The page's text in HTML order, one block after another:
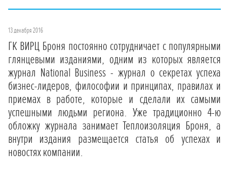
13 декабря 2016
ГК ВИРЦ Броня постоянно сотрудничает с популярными
глянцевыми изданиями, одним из которых является
журнал National Business - журнал о секретах успеха
бизнес-лидеров, философии и принципах, правилах и
приемах в работе, которые и сделали их самыми
успешными людьми региона. Уже традиционно 4-ю
обложку журнала занимает Теплоизоляция Броня, а
внутри издания размещается статья об успехах и
новостях компании.